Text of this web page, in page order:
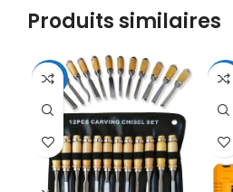
Produits similaires
-19% -10%